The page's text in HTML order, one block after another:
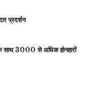
प्रदर्शन
3000 से अधिक होनहारों